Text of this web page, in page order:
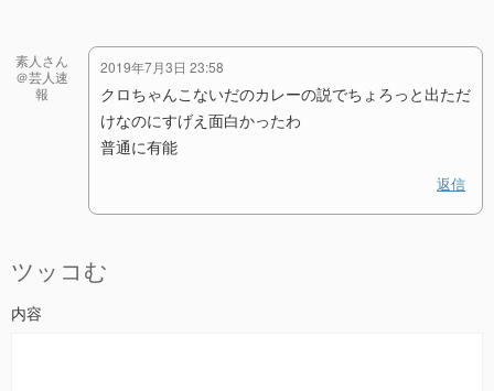
素人さん
＠芸人速
報
2019年7月3日 23:58
クロちゃんこないだのカレーの説でちょろっと出ただ
けなのにすげえ面白かったわ
普通に有能
返信
ツッコむ